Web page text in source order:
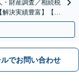
・財産調査／相続税
決実績豊富】【電
ルでお問い合わせ